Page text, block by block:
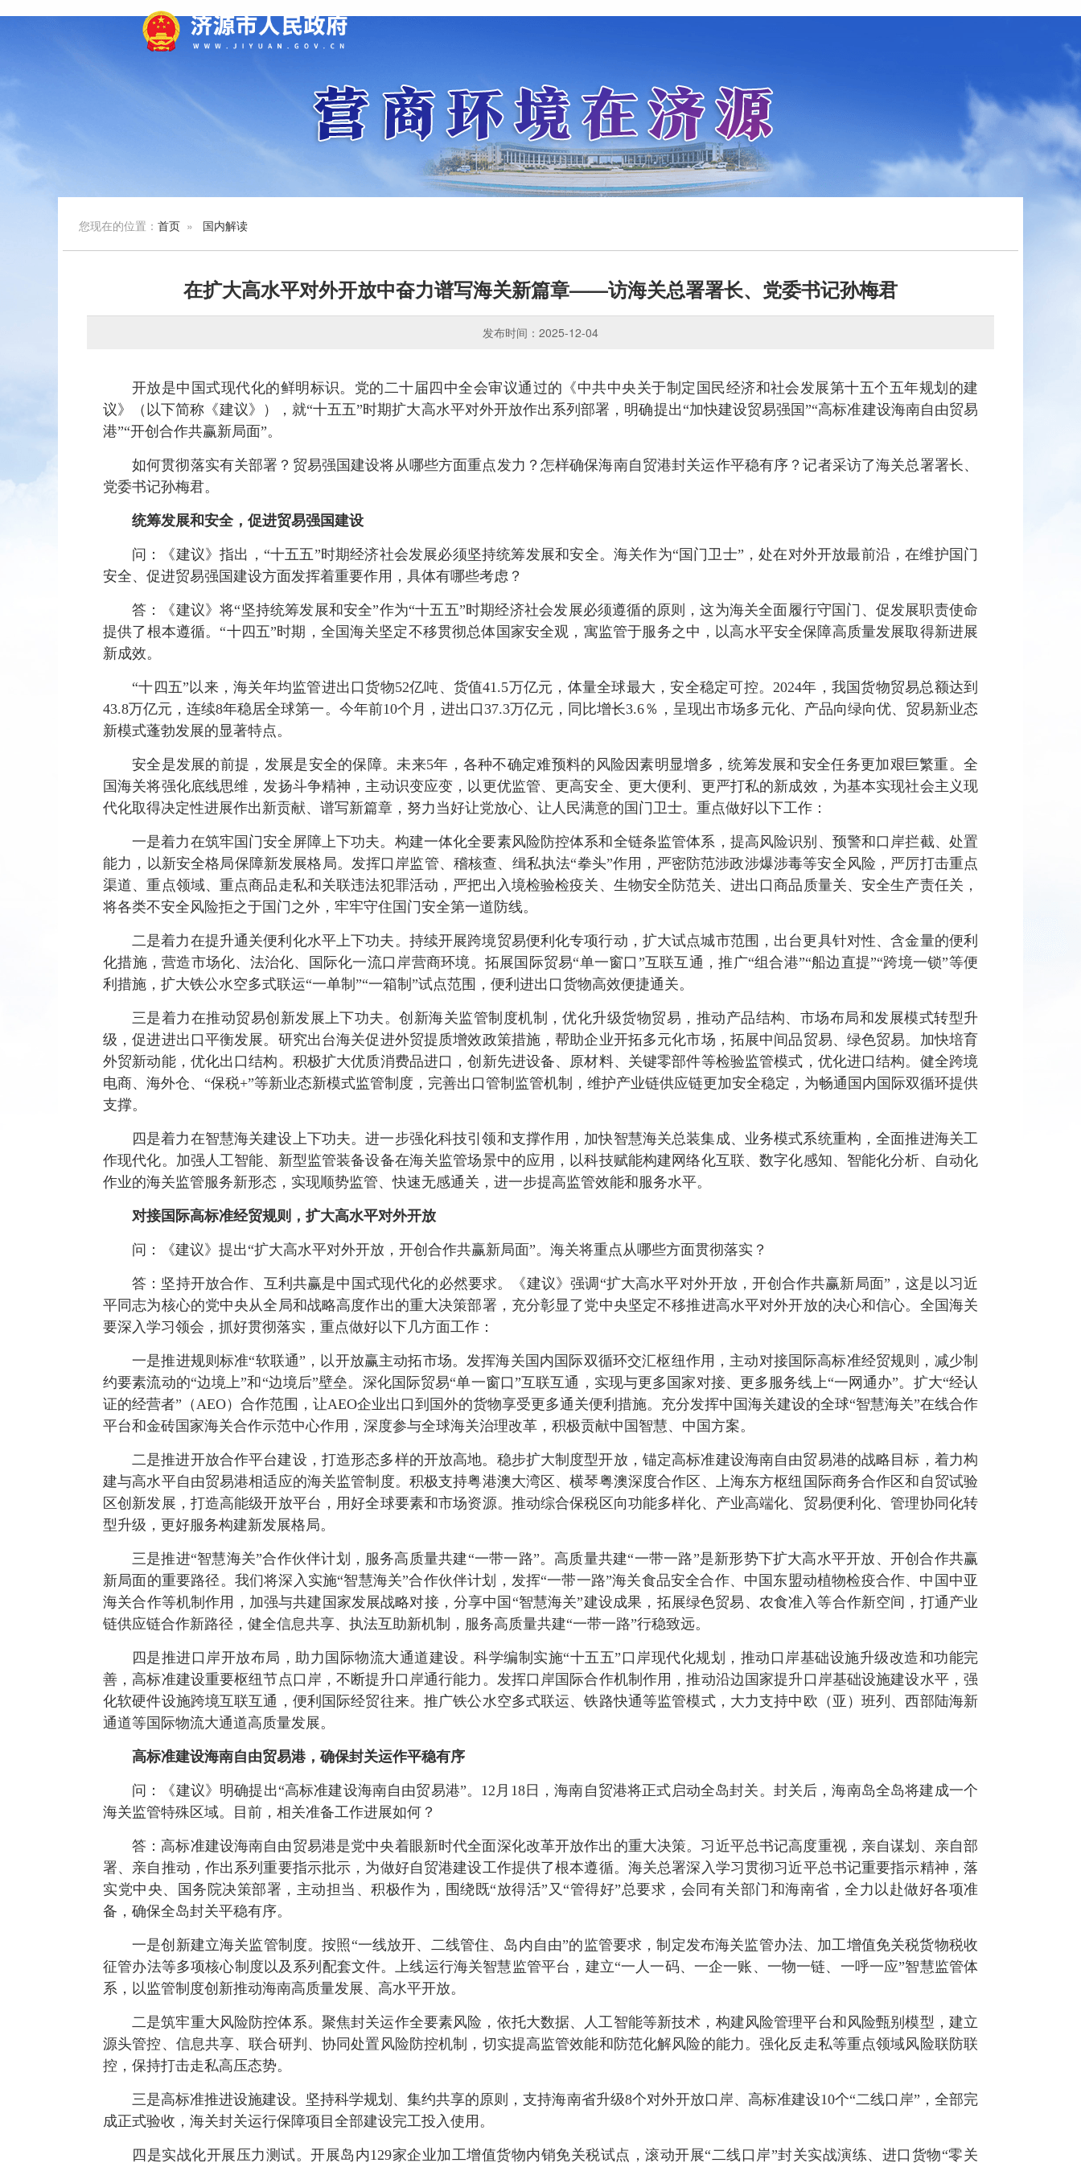
您现在的位置： 首页 » 国内解读
在扩大高水平对外开放中奋力谱写海关新篇章——访海关总署署长、党委书记孙梅君
发布时间：2025-12-04
开放是中国式现代化的鲜明标识。党的二十届四中全会审议通过的《中共中央关于制定国民经济和社会发展第十五个五年规划的建
议》（以下简称《建议》），就“十五五”时期扩大高水平对外开放作出系列部署，明确提出“加快建设贸易强国”“高标准建设海南自由贸易
港”“开创合作共赢新局面”。
如何贯彻落实有关部署？贸易强国建设将从哪些方面重点发力？怎样确保海南自贸港封关运作平稳有序？记者采访了海关总署署长、
党委书记孙梅君。
统筹发展和安全，促进贸易强国建设
问：《建议》指出，“十五五”时期经济社会发展必须坚持统筹发展和安全。海关作为“国门卫士”，处在对外开放最前沿，在维护国门
安全、促进贸易强国建设方面发挥着重要作用，具体有哪些考虑？
答：《建议》将“坚持统筹发展和安全”作为“十五五”时期经济社会发展必须遵循的原则，这为海关全面履行守国门、促发展职责使命
提供了根本遵循。“十四五”时期，全国海关坚定不移贯彻总体国家安全观，寓监管于服务之中，以高水平安全保障高质量发展取得新进展
新成效。
“十四五”以来，海关年均监管进出口货物52亿吨、货值41.5万亿元，体量全球最大，安全稳定可控。2024年，我国货物贸易总额达到
43.8万亿元，连续8年稳居全球第一。今年前10个月，进出口37.3万亿元，同比增长3.6％，呈现出市场多元化、产品向绿向优、贸易新业态
新模式蓬勃发展的显著特点。
安全是发展的前提，发展是安全的保障。未来5年，各种不确定难预料的风险因素明显增多，统筹发展和安全任务更加艰巨繁重。全
国海关将强化底线思维，发扬斗争精神，主动识变应变，以更优监管、更高安全、更大便利、更严打私的新成效，为基本实现社会主义现
代化取得决定性进展作出新贡献、谱写新篇章，努力当好让党放心、让人民满意的国门卫士。重点做好以下工作：
一是着力在筑牢国门安全屏障上下功夫。构建一体化全要素风险防控体系和全链条监管体系，提高风险识别、预警和口岸拦截、处置
能力，以新安全格局保障新发展格局。发挥口岸监管、稽核查、缉私执法“拳头”作用，严密防范涉政涉爆涉毒等安全风险，严厉打击重点
渠道、重点领域、重点商品走私和关联违法犯罪活动，严把出入境检验检疫关、生物安全防范关、进出口商品质量关、安全生产责任关，
将各类不安全风险拒之于国门之外，牢牢守住国门安全第一道防线。
二是着力在提升通关便利化水平上下功夫。持续开展跨境贸易便利化专项行动，扩大试点城市范围，出台更具针对性、含金量的便利
化措施，营造市场化、法治化、国际化一流口岸营商环境。拓展国际贸易“单一窗口”互联互通，推广“组合港”“船边直提”“跨境一锁”等便
利措施，扩大铁公水空多式联运“一单制”“一箱制”试点范围，便利进出口货物高效便捷通关。
三是着力在推动贸易创新发展上下功夫。创新海关监管制度机制，优化升级货物贸易，推动产品结构、市场布局和发展模式转型升
级，促进进出口平衡发展。研究出台海关促进外贸提质增效政策措施，帮助企业开拓多元化市场，拓展中间品贸易、绿色贸易。加快培育
外贸新动能，优化出口结构。积极扩大优质消费品进口，创新先进设备、原材料、关键零部件等检验监管模式，优化进口结构。健全跨境
电商、海外仓、“保税+”等新业态新模式监管制度，完善出口管制监管机制，维护产业链供应链更加安全稳定，为畅通国内国际双循环提供
支撑。
四是着力在智慧海关建设上下功夫。进一步强化科技引领和支撑作用，加快智慧海关总装集成、业务模式系统重构，全面推进海关工
作现代化。加强人工智能、新型监管装备设备在海关监管场景中的应用，以科技赋能构建网络化互联、数字化感知、智能化分析、自动化
作业的海关监管服务新形态，实现顺势监管、快速无感通关，进一步提高监管效能和服务水平。
对接国际高标准经贸规则，扩大高水平对外开放
问：《建议》提出“扩大高水平对外开放，开创合作共赢新局面”。海关将重点从哪些方面贯彻落实？
答：坚持开放合作、互利共赢是中国式现代化的必然要求。《建议》强调“扩大高水平对外开放，开创合作共赢新局面”，这是以习近
平同志为核心的党中央从全局和战略高度作出的重大决策部署，充分彰显了党中央坚定不移推进高水平对外开放的决心和信心。全国海关
要深入学习领会，抓好贯彻落实，重点做好以下几方面工作：
一是推进规则标准“软联通”，以开放赢主动拓市场。发挥海关国内国际双循环交汇枢纽作用，主动对接国际高标准经贸规则，减少制
约要素流动的“边境上”和“边境后”壁垒。深化国际贸易“单一窗口”互联互通，实现与更多国家对接、更多服务线上“一网通办”。扩大“经认
证的经营者”（AEO）合作范围，让AEO企业出口到国外的货物享受更多通关便利措施。充分发挥中国海关建设的全球“智慧海关”在线合作
平台和金砖国家海关合作示范中心作用，深度参与全球海关治理改革，积极贡献中国智慧、中国方案。
二是推进开放合作平台建设，打造形态多样的开放高地。稳步扩大制度型开放，锚定高标准建设海南自由贸易港的战略目标，着力构
建与高水平自由贸易港相适应的海关监管制度。积极支持粤港澳大湾区、横琴粤澳深度合作区、上海东方枢纽国际商务合作区和自贸试验
区创新发展，打造高能级开放平台，用好全球要素和市场资源。推动综合保税区向功能多样化、产业高端化、贸易便利化、管理协同化转
型升级，更好服务构建新发展格局。
三是推进“智慧海关”合作伙伴计划，服务高质量共建“一带一路”。高质量共建“一带一路”是新形势下扩大高水平开放、开创合作共赢
新局面的重要路径。我们将深入实施“智慧海关”合作伙伴计划，发挥“一带一路”海关食品安全合作、中国东盟动植物检疫合作、中国中亚
海关合作等机制作用，加强与共建国家发展战略对接，分享中国“智慧海关”建设成果，拓展绿色贸易、农食准入等合作新空间，打通产业
链供应链合作新路径，健全信息共享、执法互助新机制，服务高质量共建“一带一路”行稳致远。
四是推进口岸开放布局，助力国际物流大通道建设。科学编制实施“十五五”口岸现代化规划，推动口岸基础设施升级改造和功能完
善，高标准建设重要枢纽节点口岸，不断提升口岸通行能力。发挥口岸国际合作机制作用，推动沿边国家提升口岸基础设施建设水平，强
化软硬件设施跨境互联互通，便利国际经贸往来。推广铁公水空多式联运、铁路快通等监管模式，大力支持中欧（亚）班列、西部陆海新
通道等国际物流大通道高质量发展。
高标准建设海南自由贸易港，确保封关运作平稳有序
问：《建议》明确提出“高标准建设海南自由贸易港”。12月18日，海南自贸港将正式启动全岛封关。封关后，海南岛全岛将建成一个
海关监管特殊区域。目前，相关准备工作进展如何？
答：高标准建设海南自由贸易港是党中央着眼新时代全面深化改革开放作出的重大决策。习近平总书记高度重视，亲自谋划、亲自部
署、亲自推动，作出系列重要指示批示，为做好自贸港建设工作提供了根本遵循。海关总署深入学习贯彻习近平总书记重要指示精神，落
实党中央、国务院决策部署，主动担当、积极作为，围绕既“放得活”又“管得好”总要求，会同有关部门和海南省，全力以赴做好各项准
备，确保全岛封关平稳有序。
一是创新建立海关监管制度。按照“一线放开、二线管住、岛内自由”的监管要求，制定发布海关监管办法、加工增值免关税货物税收
征管办法等多项核心制度以及系列配套文件。上线运行海关智慧监管平台，建立“一人一码、一企一账、一物一链、一呼一应”智慧监管体
系，以监管制度创新推动海南高质量发展、高水平开放。
二是筑牢重大风险防控体系。聚焦封关运作全要素风险，依托大数据、人工智能等新技术，构建风险管理平台和风险甄别模型，建立
源头管控、信息共享、联合研判、协同处置风险防控机制，切实提高监管效能和防范化解风险的能力。强化反走私等重点领域风险联防联
控，保持打击走私高压态势。
三是高标准推进设施建设。坚持科学规划、集约共享的原则，支持海南省升级8个对外开放口岸、高标准建设10个“二线口岸”，全部完
成正式验收，海关封关运行保障项目全部建设完工投入使用。
四是实战化开展压力测试。开展岛内129家企业加工增值货物内销免关税试点，滚动开展“二线口岸”封关实战演练、进口货物“零关